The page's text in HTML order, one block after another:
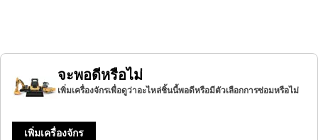
จะพอดีหรือไม่
เพิ่มเครื่องจักรเพื่อดูว่าอะไหล่ชิ้นนี้พอดีหรือมีตัวเลือกการซ่อมหรือไม่
เพิ่มเครื่องจักร